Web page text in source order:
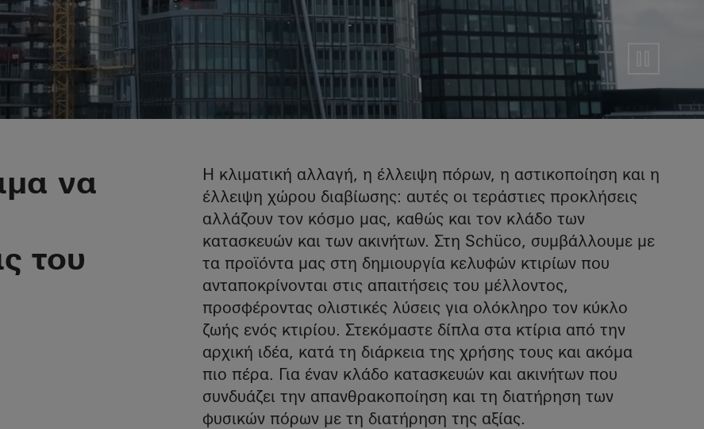
σε όλη τη διάρκεια του
κτιριακού κελύφους
να
του
Η κλιματική αλλαγή, η έλλειψη πόρων, η αστικοποίηση και η
έλλειψη χώρου διαβίωσης: αυτές οι τεράστιες προκλήσεις
αλλάζουν τον κόσμο μας, καθώς και τον κλάδο των
κατασκευών και των ακινήτων. Στη Schüco, συμβάλλουμε με
τα προϊόντα μας στη δημιουργία κελυφών κτιρίων που
ανταποκρίνονται στις απαιτήσεις του μέλλοντος,
προσφέροντας ολιστικές λύσεις για ολόκληρο τον κύκλο
ζωής ενός κτιρίου. Στεκόμαστε δίπλα στα κτίρια από την
αρχική ιδέα, κατά τη διάρκεια της χρήσης τους και ακόμα
πιο πέρα. Για έναν κλάδο κατασκευών και ακινήτων που
συνδυάζει την απανθρακοποίηση και τη διατήρηση των
φυσικών πόρων με τη διατήρηση της αξίας.